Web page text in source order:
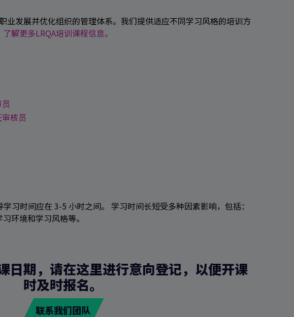
业发展并优化组织的管理体系。我们提供适应不同学习风格的培训方
解更多LRQA培训课程信息。
核员
习时间应在 3-5 小时之间。 学习时间长短受多种因素影响，包括：
环境和学习风格等。
日期，请在这里进行意向登记，以便开课
时及时报名。
联系我们团队